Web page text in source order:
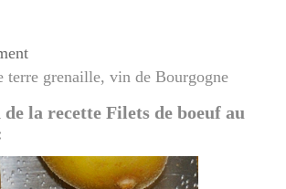
terre grenaille, vin de Bourgogne
la recette Filets de boeuf au